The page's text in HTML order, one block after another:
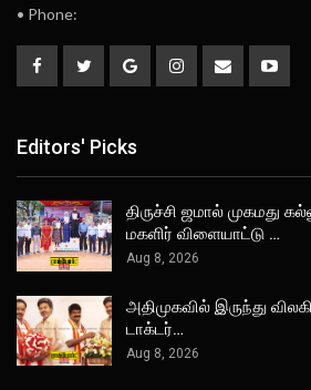
• Phone:
Editors' Picks
திருச்சி ஜமால் முகமது
மகளிர் விளையாட்டு …
Aug 8, 2026
அதிமுகவில் இருந்து
டாக்டர்…
Aug 8, 2026